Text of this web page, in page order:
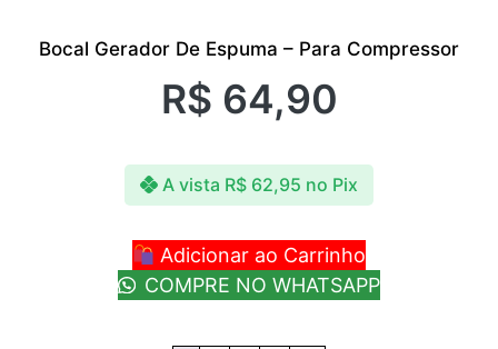
Bocal Gerador De Espuma – Para Compressor
R$ 64,90
A vista R$ 62,95 no Pix
Adicionar ao Carrinho
COMPRE NO WHATSAPP